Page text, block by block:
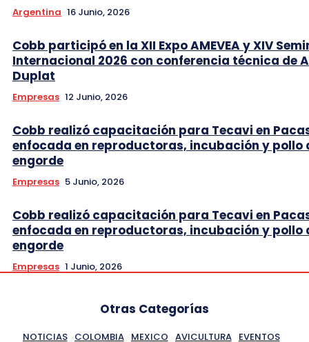
Argentina 16 Junio, 2026
Cobb participó en la XII Expo AMEVEA y XIV
Internacional 2026 con conferencia técnica de
Duplat
Empresas 12 Junio, 2026
Cobb realizó capacitación para Tecavi en
enfocada en reproductoras, incubación y pollo
engorde
Empresas 5 Junio, 2026
Cobb realizó capacitación para Tecavi en
enfocada en reproductoras, incubación y pollo
engorde
Empresas 1 Junio, 2026
Otras Categorías
NOTICIAS COLOMBIA MEXICO AVICULTURA EVENTOS